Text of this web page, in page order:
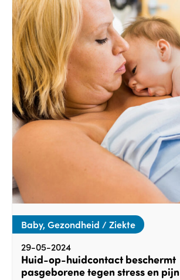
Baby, Gezondheid / Ziekte
29-05-2024
Huid-op-huidcontact beschermt
pasgeborene tegen stress en pijn